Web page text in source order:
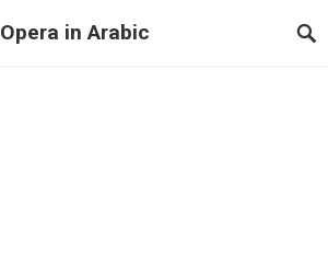
Opera in Arabic